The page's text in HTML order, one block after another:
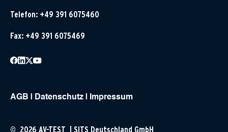
Telefon: +49 391 6075460
Fax: +49 391 6075469
AGB Datenschutz Impressum
© 2026 AV-TEST | SITS Deutschland GmbH